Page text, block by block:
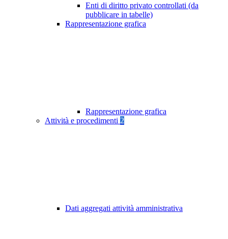
Enti di diritto privato controllati (da
pubblicare in tabelle)
Rappresentazione grafica
Rappresentazione grafica
Attività e procedimenti 2
Dati aggregati attività amministrativa